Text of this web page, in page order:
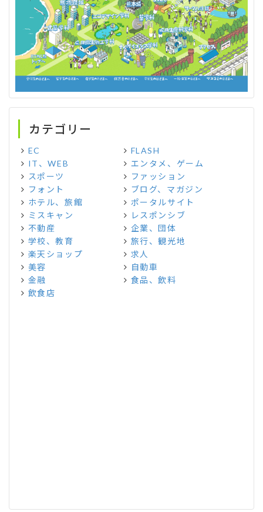
カテゴリー
EC
FLASH
IT、WEB
エンタメ、ゲーム
スポーツ
ファッション
フォント
ブログ、マガジン
ホテル、旅館
ポータルサイト
ミスキャン
レスポンシブ
不動産
企業、団体
学校、教育
旅行、観光地
楽天ショップ
求人
美容
自動車
金融
食品、飲料
飲食店